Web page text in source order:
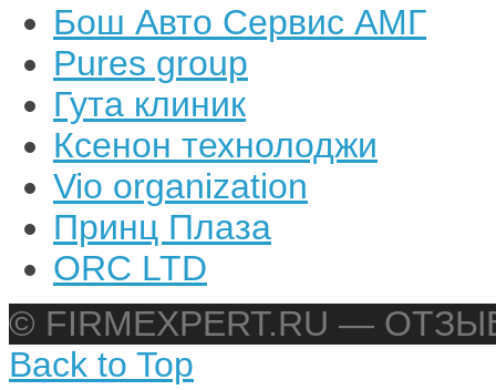
Бош Авто Сервис АМГ
Pures group
Гута клиник
Ксенон технолоджи
Vio organization
Принц Плаза
ORC LTD
© FIRMEXPERT.RU —
Back to Top